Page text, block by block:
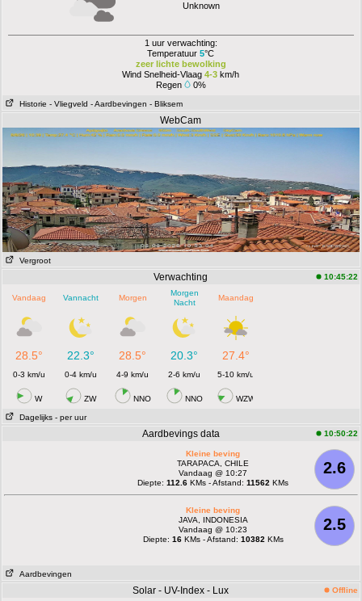
Unknown
1 uur verwachting:
Temperatuur5°C
zeer lichte bewolking
Wind Snelheid-Vlaag 4-3 km/h
Regen
0%
Historie - Vliegveld - Aardbevingen - Bliksem
WebCam
Vergroot
Verwachting 10:45:22
Vandaag Vannacht Morgen
Morgen
Nacht
Maandag
28.5° 22.3° 28.5° 20.3° 27.4°
0-3 km/u 0-4 km/u 4-9 km/u 2-6 km/u 5-10 km/u
W ZW NNO NNO WZW
Dagelijks - per uur
Aardbevings data 10:50:22
2.6
Kleine beving
TARAPACA, CHILE
Vandaag @ 10:27
Diepte:112.6 KMs - Afstand:11562 KMs
2.5
Kleine beving
JAVA, INDONESIA
Vandaag @ 10:23
Diepte: 16KMs - Afstand: 10382 KMs
Aardbevingen
Solar - UV-Index - Lux Offline